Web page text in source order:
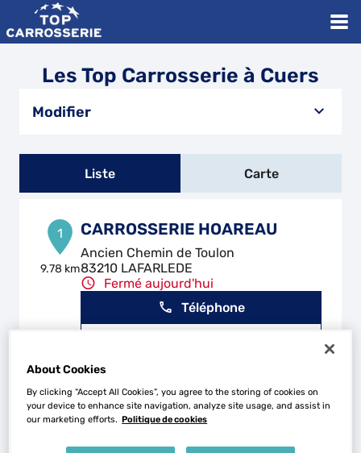
Les Top Carrosserie à Cuers
Modifier
Liste Carte
1
9.78 km
CARROSSERIE HOAREAU
Ancien Chemin de Toulon
83210 LAFARLEDE
Fermé aujourd'hui
Téléphone
2
17.23
GARAGE CIURANA
211 Rue Jean Ayral
83200 TOULON
About Cookies
By clicking “Accept All Cookies”, you agree to the storing of cookies on
your device to enhance site navigation, analyze site usage, and assist in
our marketing efforts. Politique de cookies